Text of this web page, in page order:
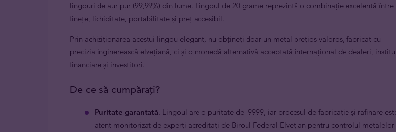
lingouri de aur pur (99,99%) din lume. Lingoul de 20 grame reprezintă o combinație excelentă între
finețe, lichiditate, portabilitate și preț accesibil.
Prin achiziționarea acestui lingou elegant, nu obțineți doar un metal prețios valoros, fabricat cu
precizia inginerească elvețiană, ci și o monedă alternativă acceptată internațional de dealeri,
financiare și investitori.
De ce să cumpărați?
Puritate garantată . Lingoul are o puritate de .9999, iar procesul de fabricație și rafinare
atent monitorizat de experți acreditați de Biroul Federal Elvețian pentru controlul metalelor